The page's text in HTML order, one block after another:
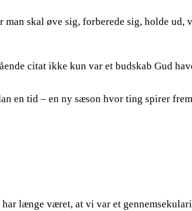
skal øve sig, forberede sig, holde ud,
citat ikke kun var et budskab Gud
en tid – en ny sæson hvor ting spirer
længe været, at vi var et